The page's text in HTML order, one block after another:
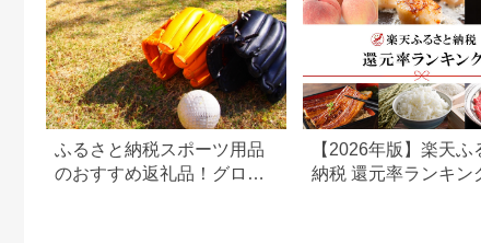
ふるさと納税スポーツ用品
のおすすめ返礼品！グロー
【2026年版】楽天ふ
納税 還元率ランキン